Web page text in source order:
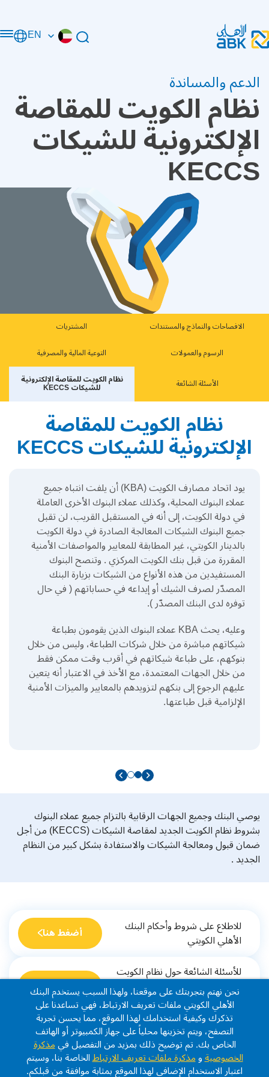
EN
الدعم والمساندة
نظام ﺍﻟﻜﻮﻳﺖ ﻟﻠﻤﻘﺎﺻﺔ
ﺍﻹﻟﻜﺘﺮﻭﻧﻴﺔ ﻟﻠﺸﻴﻜﺎﺕ
KECCS
Listen
الافصاحات والنماذج والمستندات
ﺍﻟﻤﺸﺘﺮﻳﺎﺕ
ﺍﻟﺮﺳﻮﻡ ﻭﺍﻟﻌﻤﻮﻻﺕ
التوعية ﺍﻟﻤﺎﻟﻴﺔ ﻭﺍﻟﻤﺼﺮﻓﻴﺔ
الأسئلة الشائعة نظام ﺍﻟﻜﻮﻳﺖ ﻟﻠﻤﻘﺎﺻﺔ ﺍﻹﻟﻜﺘﺮﻭﻧﻴﺔ
ﻟﻠﺸﻴﻜﺎﺕ KECCS
نظام الكويت للمقاصة
الإلكترونية للشيكات KECCS
يود اتحاد مصارف الكويت(KBA) أن يلفت انتباه جميع
عملاء البنوك المحلية، وكذلك عملاء البنوك الأخرى العاملة
في دولة الكويت، إلى أنه في المستقبل القريب، لن تقبل
جميع البنوك الشيكات المعالجة الصادرة في دولة الكويت
بالدينار الكويتي، غير المطابقة للمعايير والمواصفات الأمنية
المقررة من قبل بنك الكويت المركزي.وتنصح البنوك
المستفيدين من هذه الأنواع من الشيكات بزيارة البنك
المصدّر لصرف الشيك أو إيداعه في حساباتهم(في حال
توفره لدى البنك المصدّر).
وعليه، يحث KBA عملاء البنوك الذين يقومون بطباعة
شيكاتهم مباشرة من خلال شركات الطباعة، وليس من خلال
بنوكهم، على طباعة شيكاتهم في أقرب وقت ممكن فقط
من خلال الجهات المعتمدة، مع الأخذ في الاعتبار أنه يتعين
عليهم الرجوع إلى بنكهم لتزويدهم بالمعايير والميزات الأمنية
الإلزامية قبل طباعتها.
يوصي البنك وجميع الجهات الرقابية بالتزام جميع عملاء البنوك
بشروط نظام الكويت الجديد لمقاصة الشيكات(KECCS) من أجل
ضمان قبول ومعالجة الشيكات والاستفادة بشكل كبير من النظام
الجديد.
للاطلاع على شروط وأحكام البنك
الأهلي الكويتي أضغط هنا
للأسئلة الشائعة حول نظام الكويت
للمقاصة الإلكترونية للشيكات
KECCS
أضغط هنا
نحن نهتم بتجربتك على موقعنا، ولهذا السبب يستخدم البنك
الأهلي الكويتي ملفات تعريف الارتباط، فهي تساعدنا على
تذكرك وكيفية استخدامك لهذا الموقع، مما يحسن تجربة
التصفح، ويتم تخزينها محلياً على جهاز الكمبيوتر أو الهاتف
الخاص بك. تم توضيح ذلك بمزيد من التفصيل فيمذكرة
الخصوصيةومذكرة ملفات تعريف الارتباطالخاصة بنا، وسيتم
اعتبار الاستخدام الإضافي لهذا الموقع بمثابة موافقة من قبلكم.